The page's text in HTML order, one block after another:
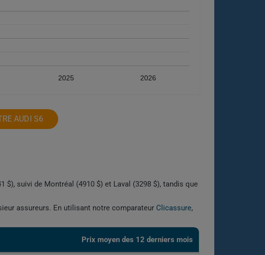
2025 2026
AUDI S6
suivi de Montréal (4910 $) et Laval (3298 $), tandis que
assureurs. En utilisant notre comparateur Clicassure,
Prix ​​moyen des 12 derniers mois